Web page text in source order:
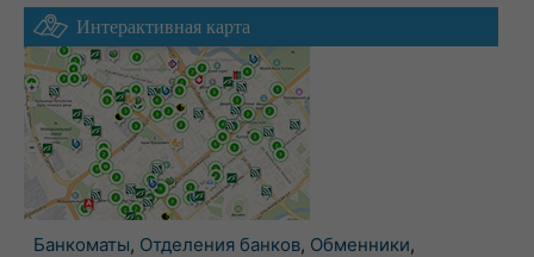
Интерактивная карта
Банкоматы, Отделения банков, Обменники,